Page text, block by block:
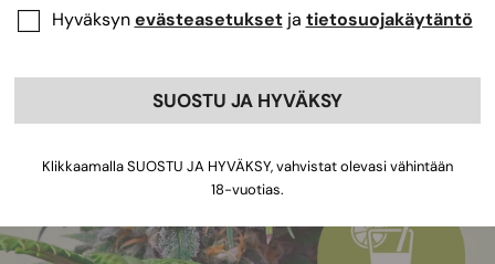
Hyväksynevästeasetuksetja tietosuojakäytäntö
SUOSTU JA HYVÄKSY
Klikkaamalla SUOSTU JA HYVÄKSY, vahvistat olevasi vähintään
18-vuotias.